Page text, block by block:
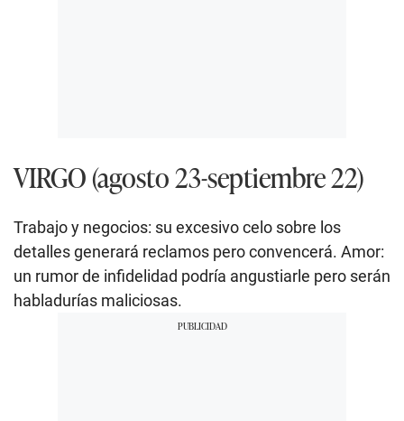
VIRGO (agosto 23-septiembre 22)
Trabajo y negocios: su excesivo celo sobre los
detalles generará reclamos pero convencerá. Amor:
un rumor de infidelidad podría angustiarle pero serán
habladurías maliciosas.